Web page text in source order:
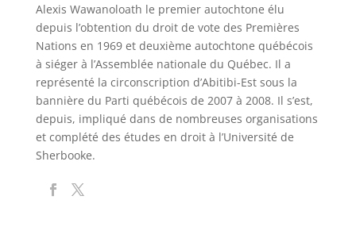
Alexis Wawanoloath le premier autochtone élu
depuis l’obtention du droit de vote des Premières
Nations en 1969 et deuxième autochtone québécois
à siéger à l’Assemblée nationale du Québec. Il a
représenté la circonscription d’Abitibi-Est sous la
bannière du Parti québécois de 2007 à 2008. Il s’est,
depuis, impliqué dans de nombreuses organisations
et complété des études en droit à l’Université de
Sherbooke.